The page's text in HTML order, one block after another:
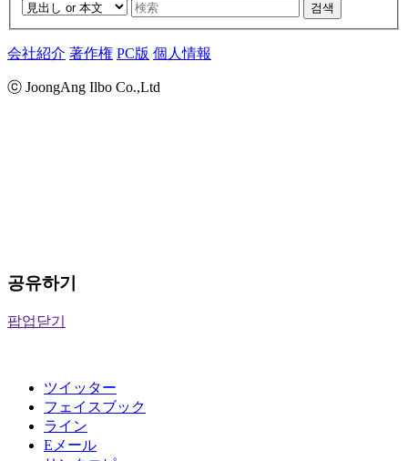
검색
会社紹介 著作権 PC版 個人情報
ⓒ JoongAng Ilbo Co.,Ltd
공유하기
팝업닫기
ツイッター
フェイスブック
ライン
Eメール